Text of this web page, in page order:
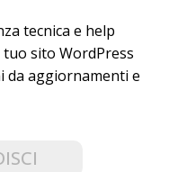
tecnica e help
tuo sito WordPress
da aggiornamenti e